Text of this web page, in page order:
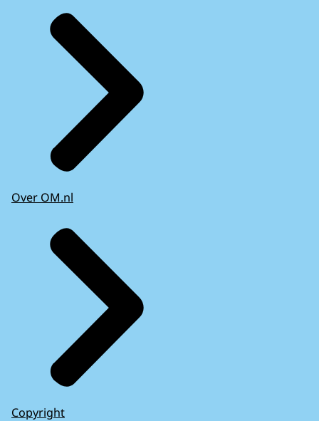
Over OM.nl
Copyright